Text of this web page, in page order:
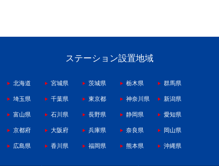
ステーション設置地域
北海道 宮城県 茨城県 栃木県 群馬県
埼玉県 千葉県 東京都 神奈川県 新潟県
富山県 石川県 長野県 静岡県 愛知県
京都府 大阪府 兵庫県 奈良県 岡山県
広島県 香川県 福岡県 熊本県 沖縄県